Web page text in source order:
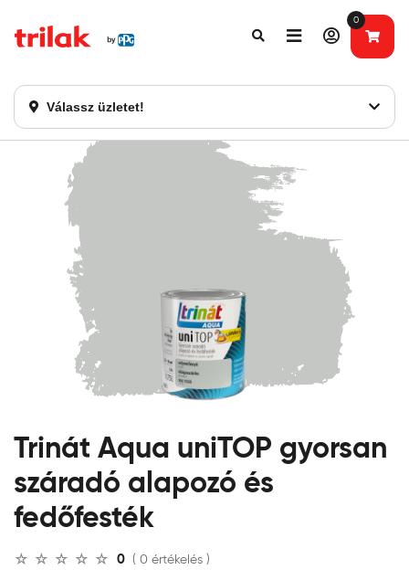
Válassz üzletet!
0
Fontos tájékoztatás!
Trinát Aqua uniTOP gyorsan
száradó alapozó és
fedőfesték
0 ( 0 értékelés )